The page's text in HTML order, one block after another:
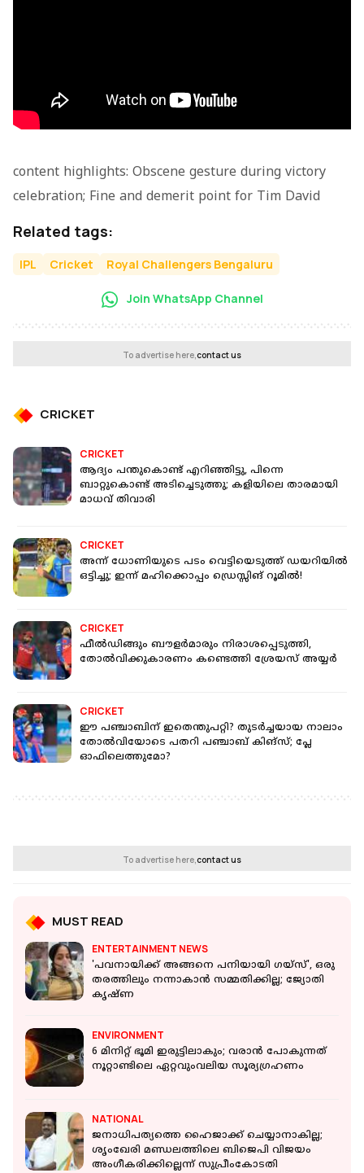
content highlights: Obscene gesture during victory
celebration; Fine and demerit point for Tim David
Related tags:
IPL Cricket Royal Challengers Bengaluru
Join WhatsApp Channel
To advertise here,contact us
CRICKET
CRICKET
ആദ്യം പന്തുകൊണ്ട് എറിഞ്ഞിട്ടു, പിന്നെ
ബാറ്റുകൊണ്ട് അടിച്ചെടുത്തു; കളിയിലെ താരമായി
മാധവ് തിവാരി
CRICKET
അന്ന് ധോണിയുടെ പടം വെട്ടിയെടുത്ത് ഡയറിയില്‍
ഒട്ടിച്ചു; ഇന്ന് മഹിക്കൊപ്പം ഡ്രെസ്സിങ് റൂമില്‍!
CRICKET
ഫീല്‍ഡിങ്ങും ബൗളര്‍മാരും നിരാശപ്പെടുത്തി,
തോല്‍വിക്കുകാരണം കണ്ടെത്തി ശ്രേയസ് അയ്യര്‍
CRICKET
ഈ പഞ്ചാബിന് ഇതെന്തുപറ്റി? തുടര്‍ച്ചയായ നാലാം
തോല്‍വിയോടെ പതറി പഞ്ചാബ് കിങ്‌സ്; പ്ലേ
ഓഫിലെത്തുമോ?
To advertise here,contact us
MUST READ
ENTERTAINMENT NEWS
'പവനായിക്ക് അങ്ങനെ പനിയായി ഗയ്‌സ്', ഒരു
തരത്തിലും നന്നാകാന്‍ സമ്മതിക്കില്ല; ജ്യോതി
കൃഷ്ണ
ENVIRONMENT
6 മിനിറ്റ് ഭൂമി ഇരുട്ടിലാകും; വരാൻ പോകുന്നത്
നൂറ്റാണ്ടിലെ ഏറ്റവുംവലിയ സൂര്യഗ്രഹണം
NATIONAL
ജനാധിപത്യത്തെ ഹൈജാക്ക് ചെയ്യാനാകില്ല;
ശൃംഖേരി മണ്ഡലത്തിലെ ബിജെപി വിജയം
അംഗീകരിക്കില്ലെന്ന് സുപ്രീംകോടതി